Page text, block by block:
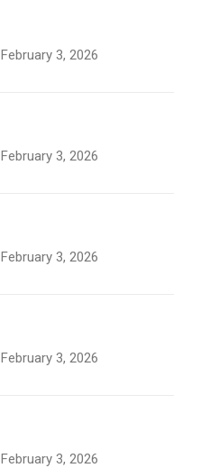
February 3, 2026
February 3, 2026
February 3, 2026
February 3, 2026
February 3, 2026